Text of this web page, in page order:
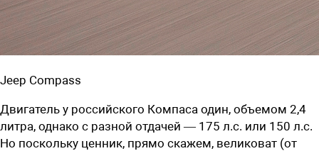
Jeep Compass
Двигатель у российского Компаса один, объемом 2,4
литра, однако с разной отдачей — 175 л.с. или 150 л.с.
Но поскольку ценник, прямо скажем, великоват (от